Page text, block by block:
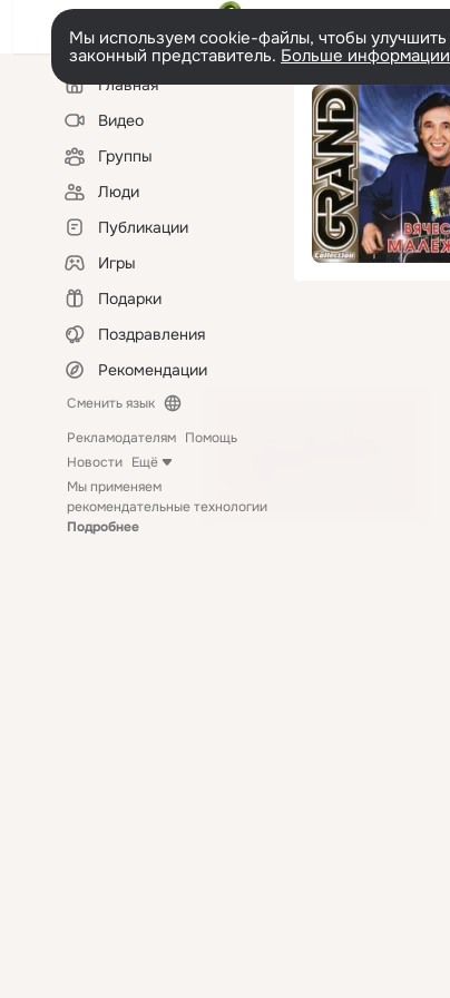
Мы используем cookie-файлы, чтобы
законный представитель. Больше информации
Левая
колонкаГлавная
Видео
Группы
Люди
Публикации
Игры
Подарки
Поздравления
Рекомендации
Сменить язык
Рекламодателям Помощь
Новости Ещё
Мы применяем
рекомендательные технологии
Подробнее